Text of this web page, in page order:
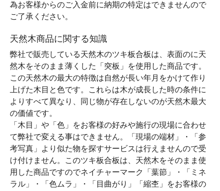
為お客様からのご入金前に納期の特定はできませんので
ご了承ください。
天然木商品に関する知識
弊社で販売している天然木のツキ板合板は、表面のに天
然木をそのまま薄くした「突板」を使用した商品です。
この天然木の最大の特徴は自然が長い年月をかけて作り
上げた木目と色です。これらは木が成長した時の条件に
よりすべて異なり、同じ物が存在しないのが天然木最大
の価値です。
「木目」や「色」をお客様の好みや施行の現場に合わせ
て弊社で変える事はできません。「現場の端材」・「参
考写真」より似た物を探すサービスは行えませんので受
け付けません。このツキ板合板は、天然木をそのまま使
用した商品ですのでネイチャーマーク「葉節」・「ミネ
ラル」・「色ムラ」・「目曲がり」「縮杢」をお客様の